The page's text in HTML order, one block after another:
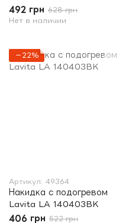
492 грн 628 грн
Нет в наличии
−22%
Артикул: 49364
Накидка с подогревом
Lavita LA 140403BK
406 грн 522 грн